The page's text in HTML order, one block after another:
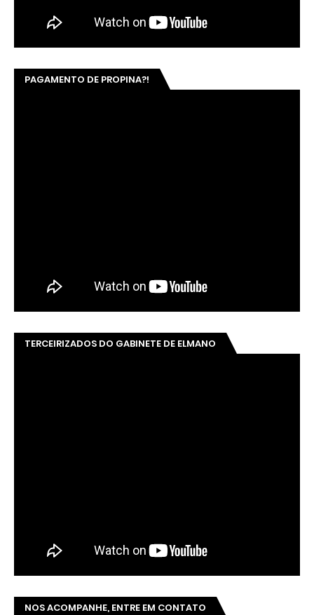
PAGAMENTO DE PROPINA?!
TERCEIRIZADOS DO GABINETE DE ELMANO
NOS ACOMPANHE, ENTRE EM CONTATO